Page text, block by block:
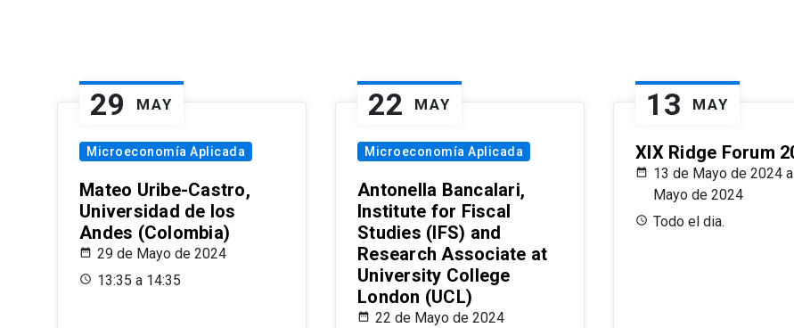
29 MAY
Microeconomía Aplicada
Mateo Uribe-Castro,
Universidad de los
Andes (Colombia)
29 de Mayo de 2024
13:35 a 14:35
22 MAY
Microeconomía Aplicada
Antonella Bancalari,
Institute for Fiscal
Studies (IFS) and
Research Associate at
University College
London (UCL)
22 de Mayo de 2024
13 MAY
XIX Ridge Forum
13 de Mayo de 2024
Mayo de 2024
Todo el dia.